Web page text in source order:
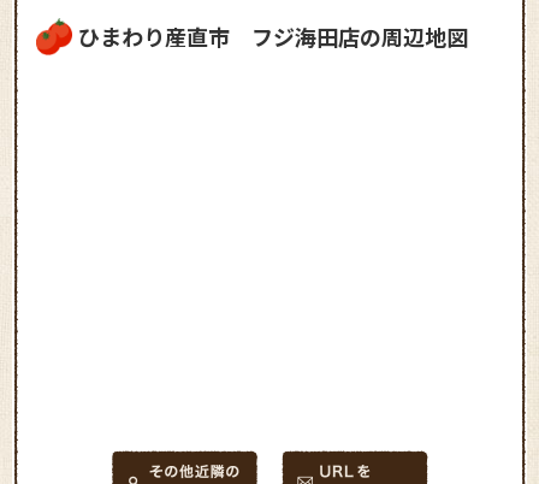
ひまわり産直市 フジ海田店の周辺地図